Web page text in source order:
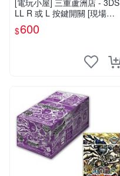
[電玩小屋] 三重蘆洲店 - 3DS
LL R 或 L 按鍵開關 [現場維
修]
$600